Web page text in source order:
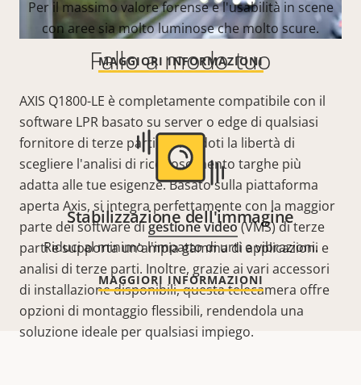
Fallo a modo tuo
AXIS Q1800-LE è completamente compatibile con il
software LPR basato su server o edge di qualsiasi
fornitore di terze parti, offrendoti la libertà di
scegliere l'analisi di riconoscimento targhe più
adatta alle tue esigenze. Basato sulla piattaforma
aperta Axis, si integra perfettamente con la maggior
parte dei software digestione video(VMS) di terze
parti e supporta un'ampia gamma di applicazioni e
analisi di terze parti. Inoltre, grazie ai vari accessori
di installazione disponibili, questa telecamera offre
opzioni di montaggio flessibili, rendendola una
soluzione ideale per qualsiasi impiego.
Per il massimo valore forense e l'usabilità in scene
con aree sia molto luminose che molto scure.
MAGGIORI INFORMAZIONI
Stabilizzazione dell'immagine
Riduci al minimo l'impatto di urti e vibrazioni.
MAGGIORI INFORMAZIONI